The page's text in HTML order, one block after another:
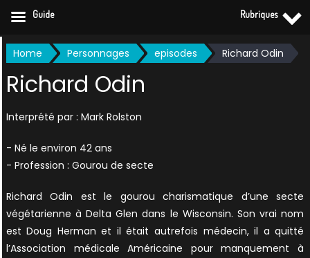
Skip
to
content
Home Personnages episodes Richard Odin
Richard Odin
Interprété par : Mark Rolston
- Né le environ 42 ans
- Profession : Gourou de secte
Richard Odin est le gourou charismatique d’une secte
végétarienne à Delta Glen dans le Wisconsin. Son vrai nom
est Doug Herman et il était autrefois médecin, il a quitté
l’Association médicale Américaine pour manquement à
Guide Rubriques